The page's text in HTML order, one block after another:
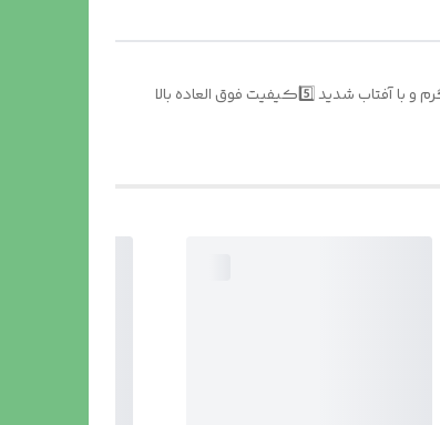
توضیحات محصول : ⚜️شید 80 درصد ویژه منوتیپ 1️⃣دوردوزی حلقه دار فلزی 2️⃣سایه دهی بسیار بالا 3️⃣عمر مفید بالای 3 سال 4️⃣مخصوص مناطق گرم و با آفتاب شدید 5️⃣کیفیت فوق العاده بالا